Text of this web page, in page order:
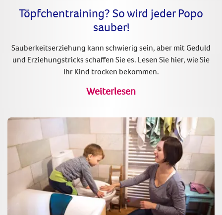
Töpfchentraining? So wird jeder Popo
sauber!
Sauberkeitserziehung kann schwierig sein, aber mit Geduld
und Erziehungstricks schaffen Sie es. Lesen Sie hier, wie Sie
Ihr Kind trocken bekommen.
Weiterlesen